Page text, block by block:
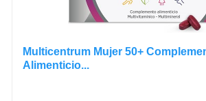
Multicentrum Mujer 50+
Alimenticio...